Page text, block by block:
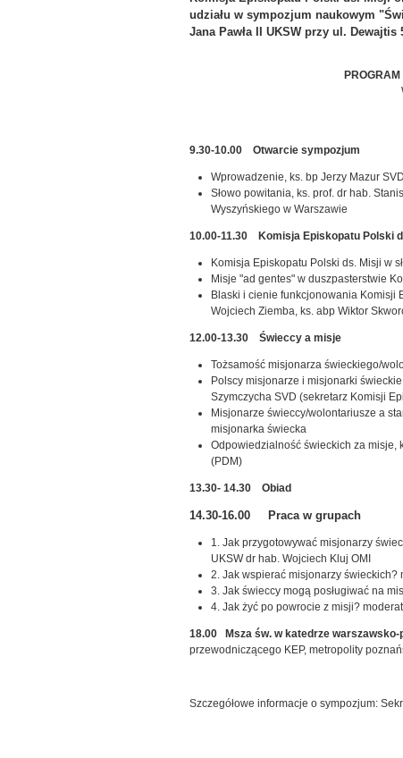
udziału w sympozjum naukowym
Jana Pawła II UKSW przy ul. Dewajtis
9.30-10.00 Otwarcie sympozjum
Wprowadzenie, ks. bp Jerzy Mazur
Słowo powitania, ks. prof. dr hab.
Wyszyńskiego w Warszawie
10.00-11.30 Komisja Episkopatu Polski
Komisja Episkopatu Polski ds. Misji w
Misje "ad gentes" w duszpasterstwie
Blaski i cienie funkcjonowania Komisji
Wojciech Ziemba, ks. abp Wiktor
12.00-13.30 Świeccy a misje
Tożsamość misjonarza świeckiego/
Polscy misjonarze i misjonarki
Szymczycha SVD (sekretarz Komisji
Misjonarze świeccy/wolontariusze a
misjonarka świecka
Odpowiedzialność świeckich za misje,
(PDM)
13.30- 14.30 Obiad
14.30-16.00 Praca w grupach
1. Jak przygotowywać misjonarzy
UKSW dr hab. Wojciech Kluj OMI
2. Jak wspierać misjonarzy świeckich?
3. Jak świeccy mogą posługiwać na
4. Jak żyć po powrocie z misji?
18.00 Msza św. w katedrze
przewodniczącego KEP, metropolity
Szczegółowe informacje o sympozjum: